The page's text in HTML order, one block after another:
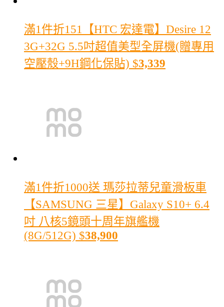
滿1件折151 【HTC 宏達電】Desire 12
3G+32G 5.5吋超值美型全屏機(贈專用
空壓殼+9H鋼化保貼) $3,339
滿1件折1000送 瑪莎拉蒂兒童滑板車
【SAMSUNG 三星】Galaxy S10+ 6.4
吋 八核5鏡頭十周年旗艦機
(8G/512G) $38,900